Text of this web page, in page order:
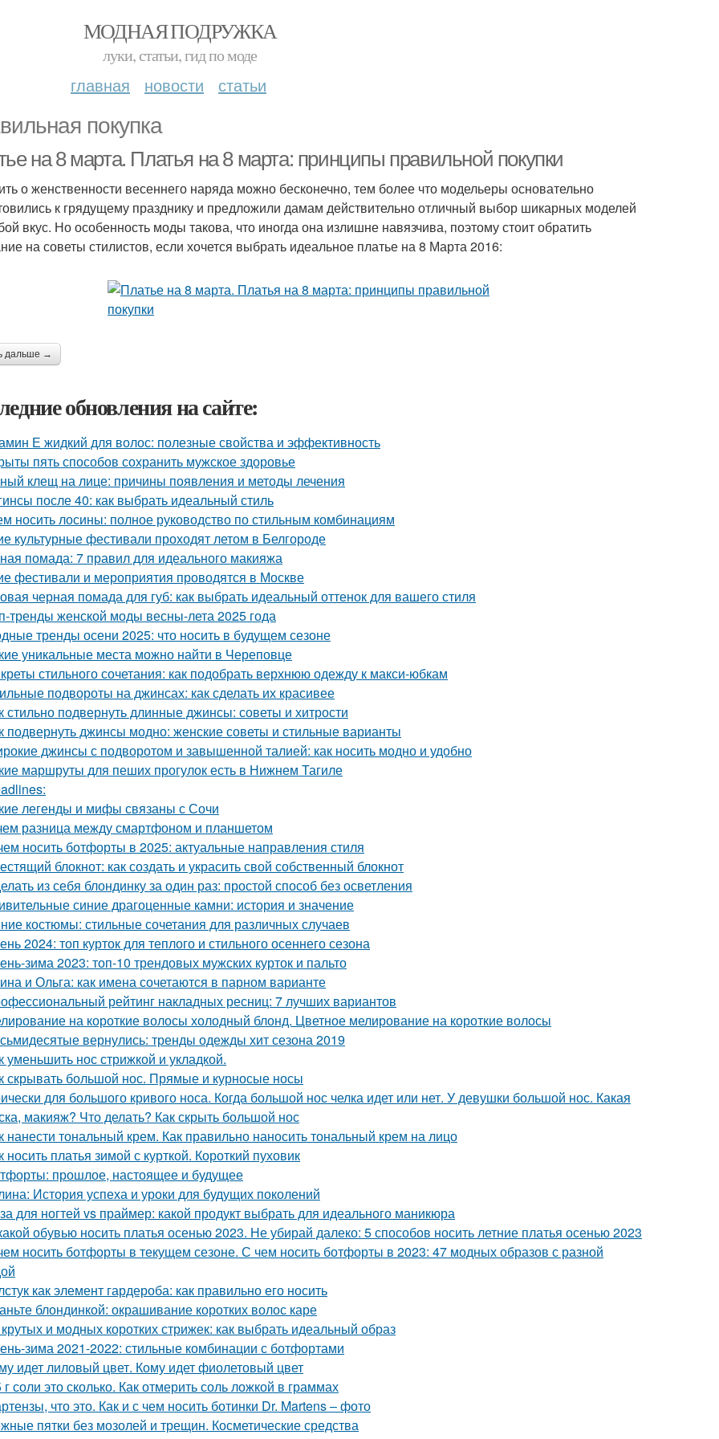
МОДНАЯ ПОДРУЖКА
луки, статьи, гид по моде
главная новости статьи
покупка
на 8 марта. Платья на 8 марта: принципы правильной покупки
о женственности весеннего наряда можно бесконечно, тем более что модельеры основательно
к грядущему празднику и предложили дамам действительно отличный выбор шикарных моделей
вкус. Но особенность моды такова, что иногда она излишне навязчива, поэтому стоит обратить
на советы стилистов, если хочется выбрать идеальное платье на 8 Марта 2016:
дальше →
обновления на сайте:
Е жидкий для волос: полезные свойства и эффективность
пять способов сохранить мужское здоровье
клещ на лице: причины появления и методы лечения
после 40: как выбрать идеальный стиль
носить лосины: полное руководство по стильным комбинациям
культурные фестивали проходят летом в Белгороде
помада: 7 правил для идеального макияжа
фестивали и мероприятия проводятся в Москве
черная помада для губ: как выбрать идеальный оттенок для вашего стиля
тренды женской моды весны-лета 2025 года
тренды осени 2025: что носить в будущем сезоне
уникальные места можно найти в Череповце
стильного сочетания: как подобрать верхнюю одежду к макси-юбкам
подвороты на джинсах: как сделать их красивее
стильно подвернуть длинные джинсы: советы и хитрости
подвернуть джинсы модно: женские советы и стильные варианты
джинсы с подворотом и завышенной талией: как носить модно и удобно
маршруты для пеших прогулок есть в Нижнем Тагиле
легенды и мифы связаны с Сочи
разница между смартфоном и планшетом
носить ботфорты в 2025: актуальные направления стиля
блокнот: как создать и украсить свой собственный блокнот
из себя блондинку за один раз: простой способ без осветления
синие драгоценные камни: история и значение
костюмы: стильные сочетания для различных случаев
2024: топ курток для теплого и стильного осеннего сезона
зима 2023: топ-10 трендовых мужских курток и пальто
и Ольга: как имена сочетаются в парном варианте
рейтинг накладных ресниц: 7 лучших вариантов
на короткие волосы холодный блонд. Цветное мелирование на короткие волосы
вернулись: тренды одежды хит сезона 2019
уменьшить нос стрижкой и укладкой.
скрывать большой нос. Прямые и курносые носы
для большого кривого носа. Когда большой нос челка идет или нет. У девушки большой нос. Какая
макияж? Что делать? Как скрыть большой нос
нанести тональный крем. Как правильно наносить тональный крем на лицо
носить платья зимой с курткой. Короткий пуховик
прошлое, настоящее и будущее
История успеха и уроки для будущих поколений
для ногтей vs праймер: какой продукт выбрать для идеального маникюра
обувью носить платья осенью 2023. Не убирай далеко: 5 способов носить летние платья осенью 2023
носить ботфорты в текущем сезоне. С чем носить ботфорты в 2023: 47 модных образов с разной
как элемент гардероба: как правильно его носить
блондинкой: окрашивание коротких волос каре
и модных коротких стрижек: как выбрать идеальный образ
зима 2021-2022: стильные комбинации с ботфортами
идет лиловый цвет. Кому идет фиолетовый цвет
г соли это сколько. Как отмерить соль ложкой в граммах
что это. Как и с чем носить ботинки Dr. Martens – фото
пятки без мозолей и трещин. Косметические средства